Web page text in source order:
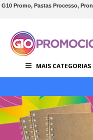
G10 Promo, Pastas Processo,
MAIS CATEGORIAS